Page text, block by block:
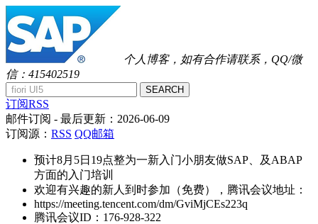
个人博客，如有合作请联系，QQ/微
信：415402519
SEARCH
订阅RSS
邮件订阅 - 最后更新： 2026-06-09
订阅源： RSS QQ邮箱
预计8月5日19点整为一新入门小朋友做SAP、及ABAP
方面的入门培训
欢迎有兴趣的新人到时参加（免费），腾讯会议地址：
https://meeting.tencent.com/dm/GviMjCEs223q
腾讯会议ID：176-928-322